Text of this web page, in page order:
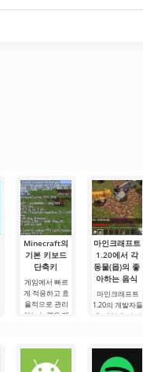
Minecraft의
기본 키보드
단축키
게임에서 빠르
게 적응하고 효
율적으로 관리
하는 능력은 매
Minecraft의 기
본 키를 사용하
마인크래프트
1.20에서 각
동물(몹)의 좋
아하는 음식
마인크래프트
1.20의 개발자들
은 게임 초기 버
반으로 모든 몹
을 추가했습니